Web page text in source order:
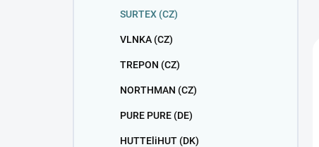
SURTEX (CZ)
VLNKA (CZ)
TREPON (CZ)
NORTHMAN (CZ)
PURE PURE (DE)
HUTTEliHUT (DK)